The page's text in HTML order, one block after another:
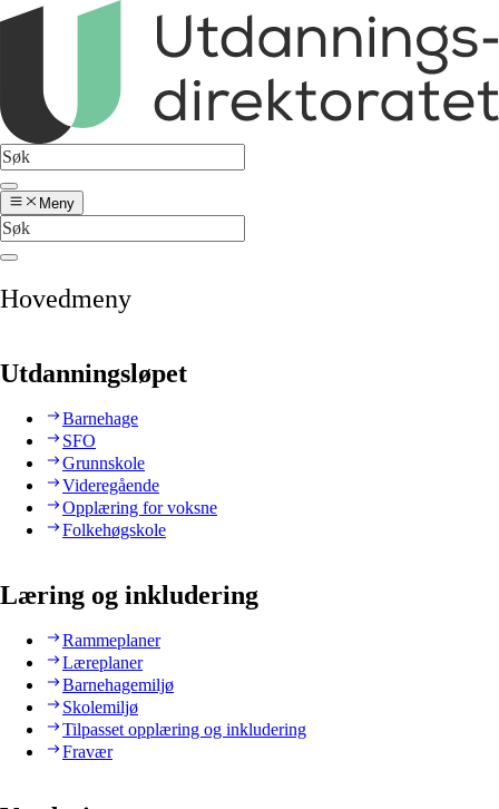
Meny
Hovedmeny
Utdanningsløpet
Barnehage
SFO
Grunnskole
Videregående
Opplæring for voksne
Folkehøgskole
Læring og inkludering
Rammeplaner
Læreplaner
Barnehagemiljø
Skolemiljø
Tilpasset opplæring og inkludering
Fravær